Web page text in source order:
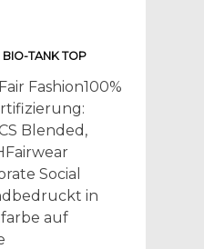
BIO-TANK TOP
Fashion100%
Blended,
Social
in
auf